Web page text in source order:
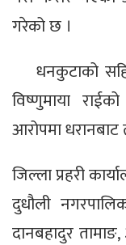
गरेको छ ।
धनकुटाको
विष्णुमाया
आरोपमा धरानबाट
जिल्ला प्रहरी
दुधौली
दानबहादुर